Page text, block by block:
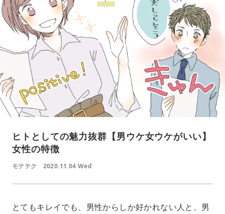
ヒトとしての魅力抜群【男ウケ女ウケがいい】
女性の特徴
モテテク 2020.11.04 Wed
とてもキレイでも、男性からしか好かれない人と、男